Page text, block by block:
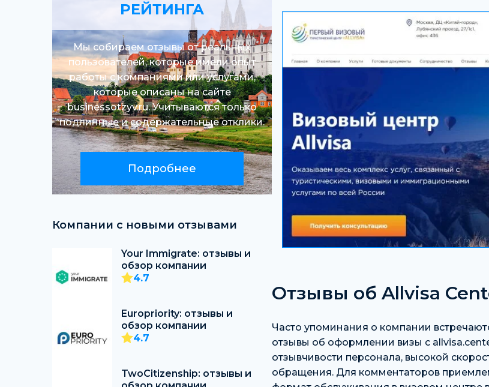
РЕЙТИНГА
Мы собираем отзывы от реальных
пользователей, которые имели опыт
работы с компаниями или услугами,
которые описаны на сайте
businessotzyv.ru. Учитываются только
подлинные и содержательные отклики.
Подробнее
Компании с новыми отзывами
Your Immigrate: отзывы и
обзор компании
4.7
Europriority: отзывы и
обзор компании
4.7
TwoCitizenship: отзывы и
Отзывы об Allvisa
Часто упоминания о компании
отзывы об оформлении визы с
отзывчивости персонала, высокой
обращения. Для комментаторов